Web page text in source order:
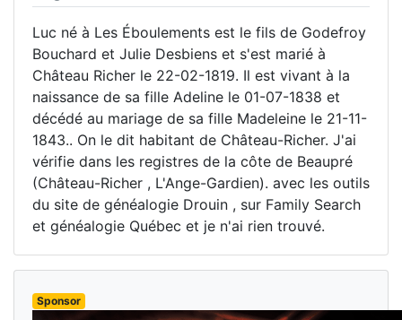
Luc né à Les Éboulements est le fils de Godefroy
Bouchard et Julie Desbiens et s'est marié à
Château Richer le 22-02-1819. Il est vivant à la
naissance de sa fille Adeline le 01-07-1838 et
décédé au mariage de sa fille Madeleine le 21-11-
1843.. On le dit habitant de Château-Richer. J'ai
vérifie dans les registres de la côte de Beaupré
(Château-Richer , L'Ange-Gardien). avec les outils
du site de généalogie Drouin , sur Family Search
et généalogie Québec et je n'ai rien trouvé.
Sponsor